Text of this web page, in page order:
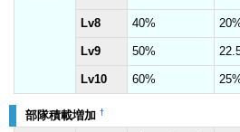
Lv8 40%
Lv9 50%
Lv10 60%
部隊積載増加 †